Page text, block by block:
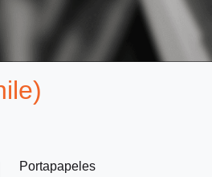
Portapapeles